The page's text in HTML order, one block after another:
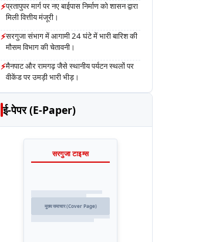
⚡प्रतापुपर मार्ग पर नए बाईपास निर्माण को शासन द्वारा
मिली वित्तीय मंजूरी।
⚡सरगुजा संभाग में आगामी 24 घंटे में भारी बारिश की
मौसम विभाग की चेतावनी।
⚡मैनपाट और रामगढ़ जैसे स्थानीय पर्यटन स्थलों पर
वीकेंड पर उमड़ी भारी भीड़।
ई-पेपर (E-Paper)
सरगुजा टाइम्स
मुख्य समाचार (Cover Page)